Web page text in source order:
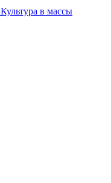
Культура в массы